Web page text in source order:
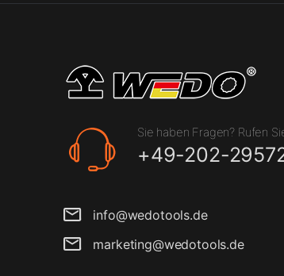
Sie haben Fragen? Rufen
+49-202-
info@wedotools.de
marketing@wedotools.de